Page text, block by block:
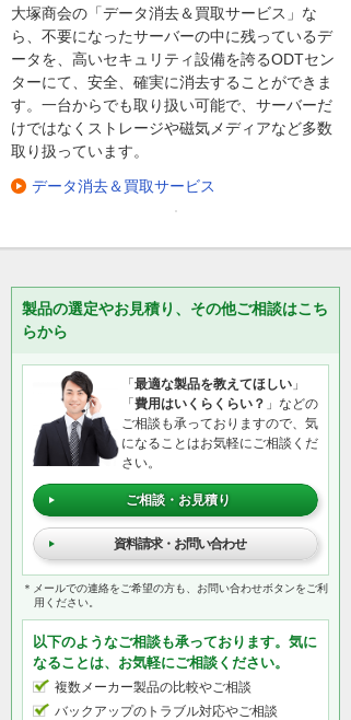
大塚商会の「データ消去＆買取サービス」な
ら、不要になったサーバーの中に残っているデ
ータを、高いセキュリティ設備を誇るODTセン
ターにて、安全、確実に消去することができま
す。一台からでも取り扱い可能で、サーバーだ
けではなくストレージや磁気メディアなど多数
取り扱っています。
データ消去＆買取サービス
製品の選定やお見積り、その他ご相談はこち
らから
「 最適な製品を教えてほしい 」
「 費用はいくらくらい？ 」などの
ご相談も承っておりますので、気
になることはお気軽にご相談くだ
さい。
ご相談・お見積り
資料請求・お問い合わせ
＊メールでの連絡をご希望の方も、お問い合わせボタンをご利
用ください。
以下のようなご相談も承っております。気に
なることは、お気軽にご相談ください。
複数メーカー製品の比較やご相談
バックアップのトラブル対応やご相談